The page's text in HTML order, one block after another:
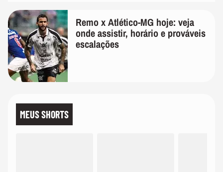
Remo x Atlético-MG hoje: veja
onde assistir, horário e prováveis
escalações
MEUS SHORTS